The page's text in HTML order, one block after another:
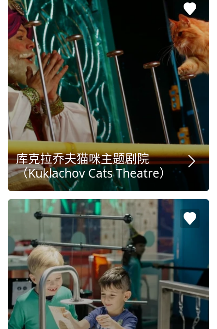
库克拉乔夫猫咪主题剧院
（Kuklachov Cats Theatre）